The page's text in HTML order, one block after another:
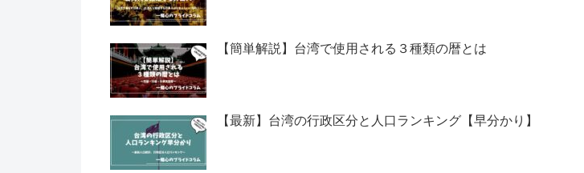
【簡単解説】台湾で使用される３種類の暦とは
【最新】台湾の行政区分と人口ランキング【早分かり】